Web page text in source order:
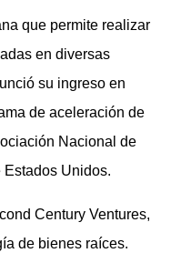
que permite realizar
en diversas
su ingreso en
de aceleración de
Nacional de
Unidos.
Century Ventures,
de bienes raíces.